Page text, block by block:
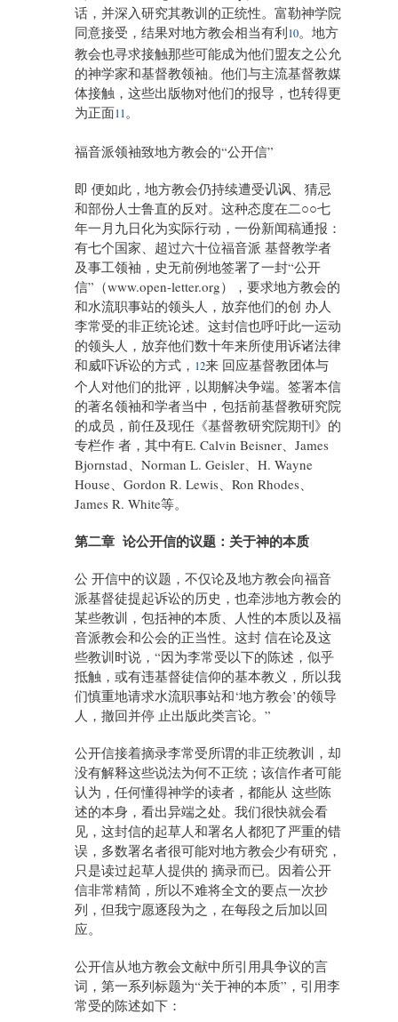
话，并深入研究其教训的正统性。富勒神学院
同意接受，结果对地方教会相当有利10。地方
教会也寻求接触那些可能成为他们盟友之公允
的神学家和基督教领袖。他们与主流基督教媒
体接触，这些出版物对他们的报导，也转得更
为正面11。
福音派领袖致地方教会的“公开信”
即 便如此，地方教会仍持续遭受讥讽、猜忌
和部份人士鲁直的反对。这种态度在二○○七
年一月九日化为实际行动，一份新闻稿通报：
有七个国家、超过六十位福音派 基督教学者
及事工领袖，史无前例地签署了一封“公开
信”（www.open-letter.org），要求地方教会的
和水流职事站的领头人，放弃他们的创 办人
李常受的非正统论述。这封信也呼吁此一运动
的领头人，放弃他们数十年来所使用诉诸法律
和威吓诉讼的方式， 12来 回应基督教团体与
个人对他们的批评，以期解决争端。签署本信
的著名领袖和学者当中，包括前基督教研究院
的成员，前任及现任《基督教研究院期刊》的
专栏作 者，其中有E. Calvin Beisner、James
Bjornstad、Norman L. Geisler、H. Wayne
House、Gordon R. Lewis、Ron Rhodes、
James R. White等。
第二章 论公开信的议题：关于神的本质
公 开信中的议题，不仅论及地方教会向福音
派基督徒提起诉讼的历史，也牵涉地方教会的
某些教训，包括神的本质、人性的本质以及福
音派教会和公会的正当性。这封 信在论及这
些教训时说，“因为李常受以下的陈述，似乎
抵触，或有违基督徒信仰的基本教义，所以我
们慎重地请求水流职事站和‘地方教会’的领导
人，撤回并停 止出版此类言论。”
公开信接着摘录李常受所谓的非正统教训，却
没有解释这些说法为何不正统；该信作者可能
认为，任何懂得神学的读者，都能从 这些陈
述的本身，看出异端之处。我们很快就会看
见，这封信的起草人和署名人都犯了严重的错
误，多数署名者很可能对地方教会少有研究，
只是读过起草人提供的 摘录而已。因着公开
信非常精简，所以不难将全文的要点一次抄
列，但我宁愿逐段为之，在每段之后加以回
应。
公开信从地方教会文献中所引用具争议的言
词，第一系列标题为“关于神的本质”，引用李
常受的陈述如下：